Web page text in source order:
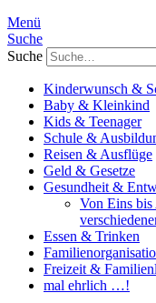
Menü
Suche
Suche
Kinderwunsch &
Baby & Kleinkind
Kids & Teenager
Schule &
Reisen & Ausflüge
Geld & Gesetze
Gesundheit &
Von Eins
Essen & Trinken
Freizeit &
mal ehrlich …!